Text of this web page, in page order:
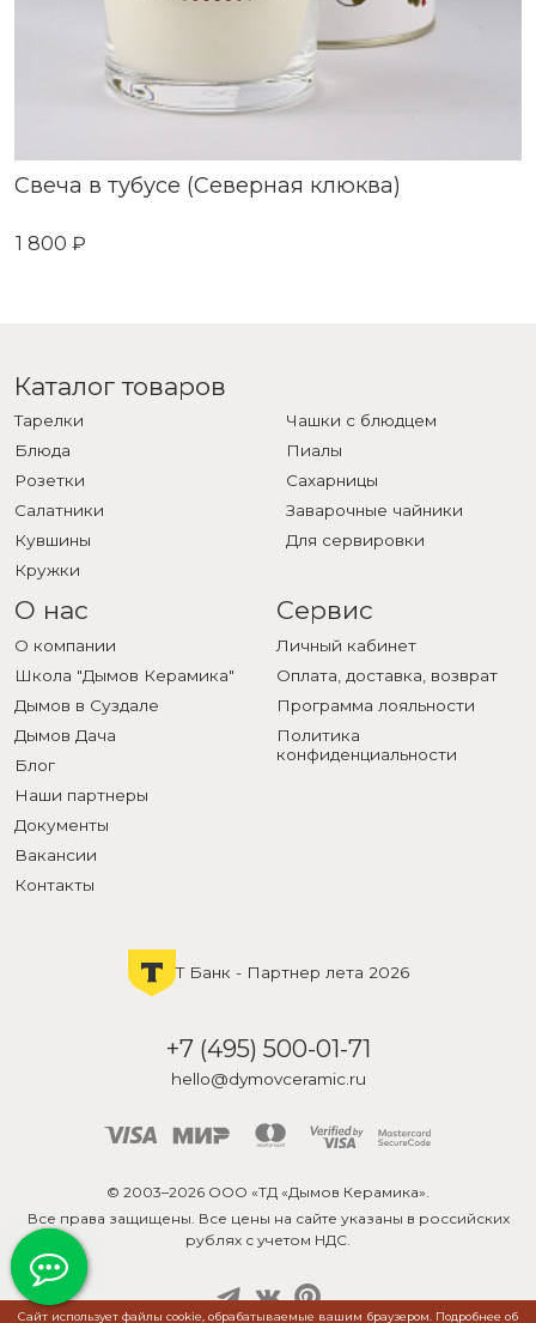
Свеча в тубусе (Северная клюква)
1 800 ₽
Каталог товаров
Тарелки
Блюда
Розетки
Салатники
Кувшины
Кружки
Чашки с блюдцем
Пиалы
Сахарницы
Заварочные чайники
Для сервировки
О нас
О компании
Школа "Дымов Керамика"
Дымов в Суздале
Дымов Дача
Блог
Наши партнеры
Документы
Вакансии
Контакты
Сервис
Личный кабинет
Оплата, доставка, возврат
Программа лояльности
Политика
конфиденциальности
Т Банк - Партнер лета 2026
+7 (495) 500-01-71
hello@dymovceramic.ru
© 2003–2026 ООО «ТД «Дымов Керамика».
Все права защищены. Все цены на сайте указаны в российских
рублях с учетом НДС.
Сайт использует файлы cookie, обрабатываемые вашим браузером. Подробнее об